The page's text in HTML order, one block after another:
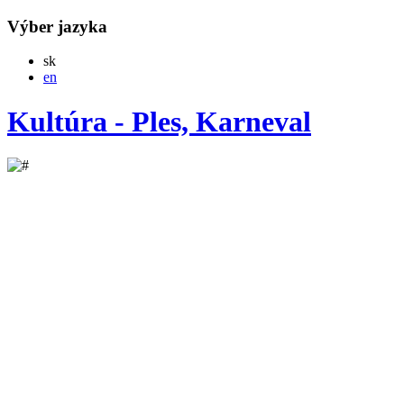
Výber jazyka
skSlovensky
en
Kultúra - Ples, Karneval